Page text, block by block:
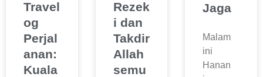
Travel
og
Perjal
anan:
Kuala
Rezek
i dan
Takdir
Allah
semu
Jaga
Malam
ini
Hanan